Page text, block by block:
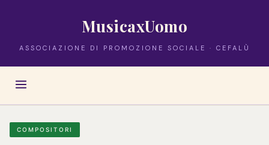
MusicaxUomo
ASSOCIAZIONE DI PROMOZIONE SOCIALE · CEFALÙ
COMPOSITORI